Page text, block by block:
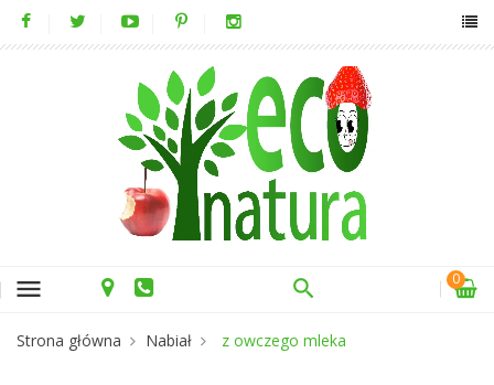
menu 0
Strona główna Nabiał z owczego mleka